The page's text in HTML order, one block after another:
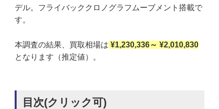
デル。フライバッククロノグラフムーブメント搭載で
す。
本調査の結果、買取相場は ¥1,230,336～ ¥2,010,830
となります（推定値）。
目次(クリック可)